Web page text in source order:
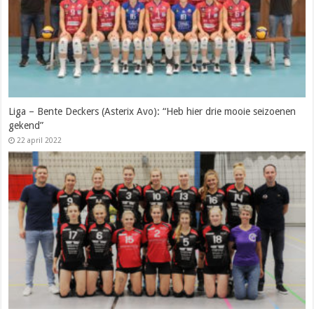
Liga – Bente Deckers (Asterix Avo): “Heb hier drie mooie seizoenen
gekend”
22 april 2022